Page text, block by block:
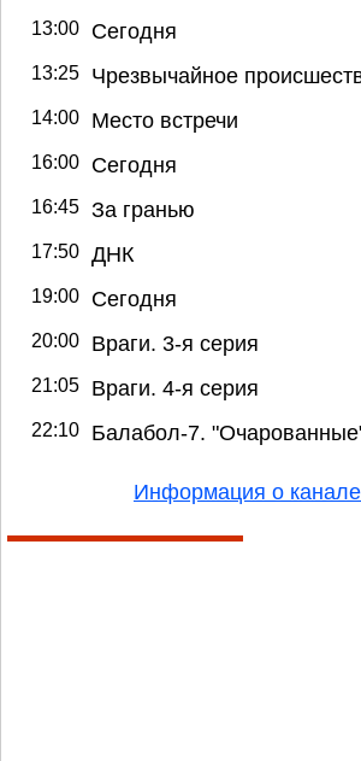
13:00 Сегодня
13:25 Чрезвычайное
14:00 Место встречи
16:00 Сегодня
16:45 За гранью
17:50 ДНК
19:00 Сегодня
20:00 Враги. 3-я серия
21:05 Враги. 4-я серия
22:10 Балабол-7.
Информация о